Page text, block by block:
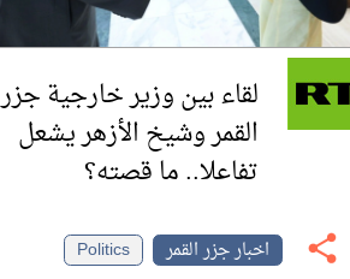
لقاء بين وزير خارجية جزر
القمر وشيخ الأزهر يشعل
تفاعلا.. ما قصته؟
اخبار جزر القمر
Politics